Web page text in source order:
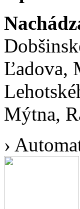
Ľadova,
Mýtna,
›